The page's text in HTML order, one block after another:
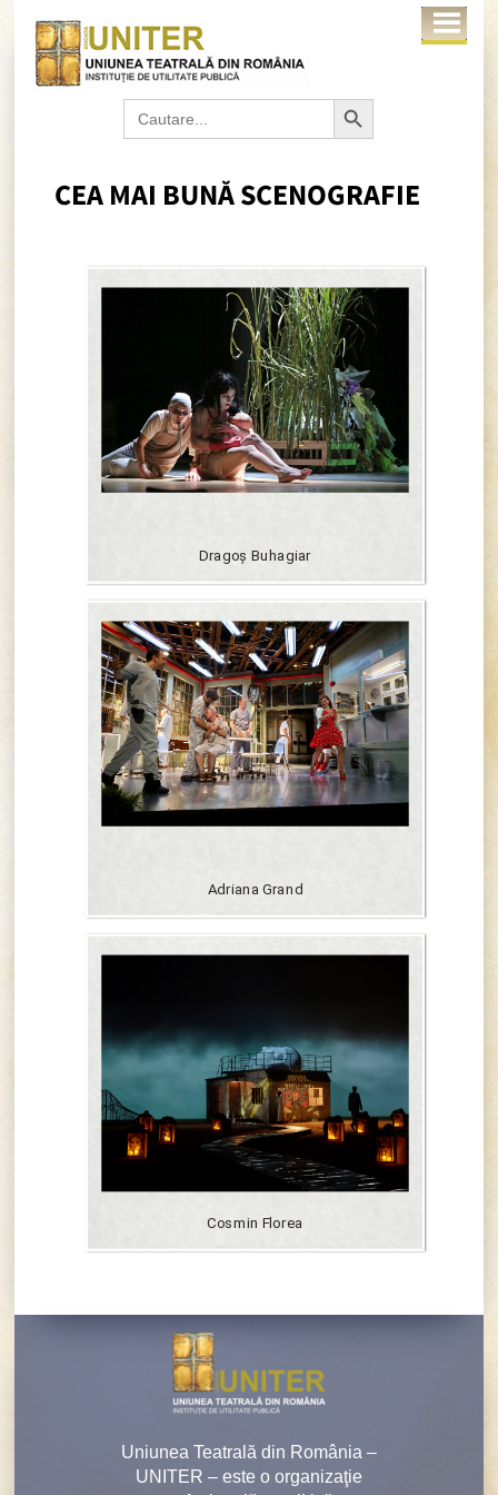
Search
for:
Search Button
CEA MAI BUNĂ SCENOGRAFIE
Dragoș Buhagiar
Adriana Grand
Cosmin Florea
Uniunea Teatrală din România –
UNITER – este o organizaţie